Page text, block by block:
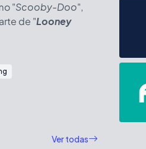
"Scooby-Doo",
de "Looney
Ver todas